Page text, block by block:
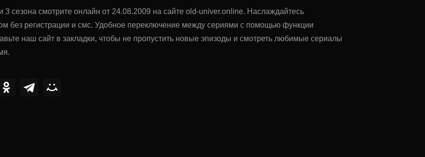
3 сезона смотрите онлайн от 24.08.2009 на сайте old-univer.online. Наслаждайтесь
без регистрации и смс. Удобное переключение между сериями с помощью функции
наш сайт в закладки, чтобы не пропустить новые эпизоды и смотреть любимые сериалы